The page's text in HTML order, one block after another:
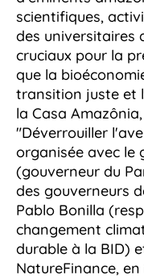
scientifiques,
des universitaires
cruciaux pour la
que la
transition juste et
la Casa
"Déverrouiller
organisée avec le
(gouverneur du
des gouverneurs
Pablo Bonilla
changement
durable à la BID)
NatureFinance,